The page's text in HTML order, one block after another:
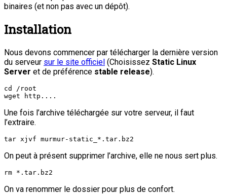
binaires (et non pas avec un dépôt).
Installation
Nous devons commencer par télécharger la dernière version
du serveur sur le site officiel (Choisissez Static Linux
Server et de préférence stable release).
cd /root
wget http....
Une fois l’archive téléchargée sur votre serveur, il faut
l’extraire.
tar xjvf murmur-static_*.tar.bz2
On peut à présent supprimer l’archive, elle ne nous sert plus.
rm *.tar.bz2
On va renommer le dossier pour plus de confort.